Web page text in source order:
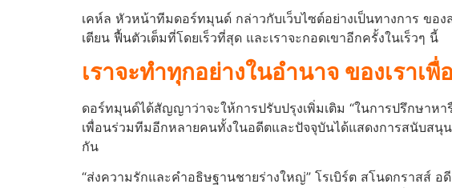
เคห์ล หัวหน้าทีมดอร์ทมุนด์ กล่าวกับเว็บไซต์อย่างเป็นทางการ ข
เตียน ฟื้นตัวเต็มที่โดยเร็วที่สุด และเราจะกอดเขาอีกครั้งในเร็วๆ นี้
เราจะทําทุกอย่างในอํานาจ ของเราเ
ดอร์ทมุนด์ได้สัญญาว่าจะให้การปรับปรุงเพิ่มเติม “ในการปรึกษาห
เพื่อนร่วมทีมอีกหลายคนทั้งในอดีตและปัจจุบันได้แสดงการสนับสนุ
กัน
“ส่งความรักและคําอธิษฐานชายร่างใหญ่” โรเบิร์ต สโนดกราสส์